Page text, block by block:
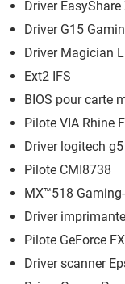
Driver EasyShare
Driver G15
Driver Magician
Ext2 IFS
BIOS pour carte
Pilote VIA Rhine
Driver logitech g5
Pilote CMI8738
MX™518
Driver
Pilote GeForce
Driver scanner